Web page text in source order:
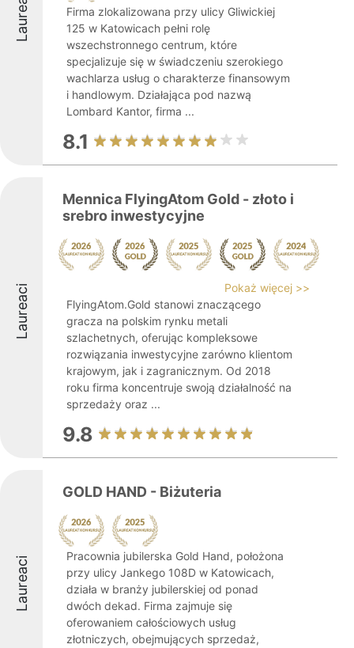
Laureaci
Firma zlokalizowana przy ulicy Gliwickiej
125 w Katowicach pełni rolę
wszechstronnego centrum, które
specjalizuje się w świadczeniu szerokiego
wachlarza usług o charakterze finansowym
i handlowym. Działająca pod nazwą
Lombard Kantor, firma ...
8.1
Laureaci
Mennica FlyingAtom Gold - złoto i
srebro inwestycyjne
Pokaż więcej >>
FlyingAtom.Gold stanowi znaczącego
gracza na polskim rynku metali
szlachetnych, oferując kompleksowe
rozwiązania inwestycyjne zarówno klientom
krajowym, jak i zagranicznym. Od 2018
roku firma koncentruje swoją działalność na
sprzedaży oraz ...
9.8
Laureaci
GOLD HAND - Biżuteria
Pracownia jubilerska Gold Hand, położona
przy ulicy Jankego 108D w Katowicach,
działa w branży jubilerskiej od ponad
dwóch dekad. Firma zajmuje się
oferowaniem całościowych usług
złotniczych, obejmujących sprzedaż,